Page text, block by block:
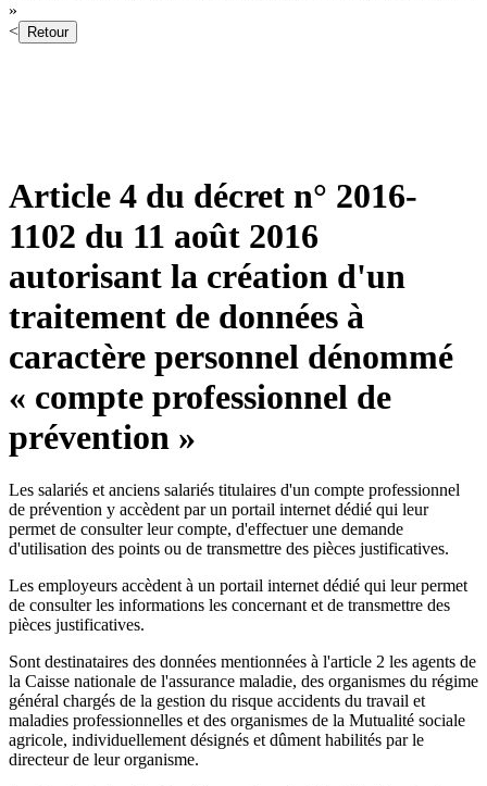
»
<
Retour
Article 4 du décret n° 2016-
1102 du 11 août 2016
autorisant la création d'un
traitement de données à
caractère personnel dénommé
« compte professionnel de
prévention »
Les salariés et anciens salariés titulaires d'un compte professionnel
de prévention y accèdent par un portail internet dédié qui leur
permet de consulter leur compte, d'effectuer une demande
d'utilisation des points ou de transmettre des pièces justificatives.
Les employeurs accèdent à un portail internet dédié qui leur permet
de consulter les informations les concernant et de transmettre des
pièces justificatives.
Sont destinataires des données mentionnées à l'article 2 les agents de
la Caisse nationale de l'assurance maladie, des organismes du régime
général chargés de la gestion du risque accidents du travail et
maladies professionnelles et des organismes de la Mutualité sociale
agricole, individuellement désignés et dûment habilités par le
directeur de leur organisme.